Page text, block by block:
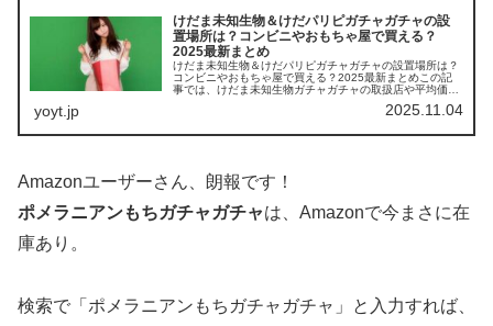
けだま未知生物＆けだパリピガチャガチャの設
置場所は？コンビニやおもちゃ屋で買える？
2025最新まとめ
けだま未知生物＆けだパリピガチャガチャの設置場所は？
コンビニやおもちゃ屋で買える？2025最新まとめこの記
事では、けだま未知生物ガチャガチャの取扱店や平均価
yoyt.jp 2025.11.04
Amazonユーザーさん、朗報です！
ポメラニアンもちガチャガチャは、Amazonで今まさに在
庫あり。
検索で「ポメラニアンもちガチャガチャ」と入力すれば、